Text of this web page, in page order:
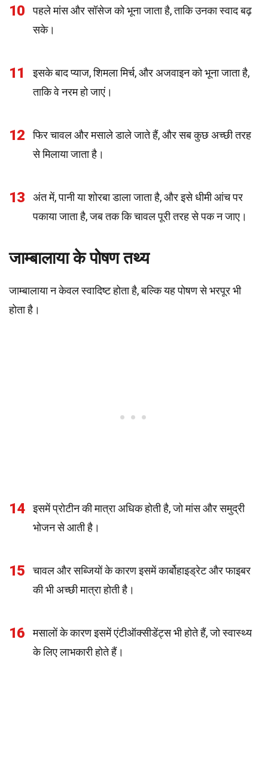
10
पहले मांस और सॉसेज को भूना जाता है, ताकि उनका स्वाद बढ़
सके।
11
इसके बाद प्याज, शिमला मिर्च, और अजवाइन को भूना जाता है,
ताकि वे नरम हो जाएं।
12
फिर चावल और मसाले डाले जाते हैं, और सब कुछ अच्छी तरह
से मिलाया जाता है।
13
अंत में, पानी या शोरबा डाला जाता है, और इसे धीमी आंच पर
पकाया जाता है, जब तक कि चावल पूरी तरह से पक न जाए।
जाम्बालाया के पोषण तथ्य
जाम्बालाया न केवल स्वादिष्ट होता है, बल्कि यह पोषण से भरपूर भी
होता है।
14
इसमें प्रोटीन की मात्रा अधिक होती है, जो मांस और समुद्री
भोजन से आती है।
15
चावल और सब्जियों के कारण इसमें कार्बोहाइड्रेट और फाइबर
की भी अच्छी मात्रा होती है।
16
मसालों के कारण इसमें एंटीऑक्सीडेंट्स भी होते हैं, जो स्वास्थ्य
के लिए लाभकारी होते हैं।